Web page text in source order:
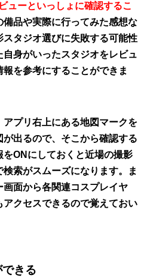
ューといっしょに確認するこ
備品や実際に行ってみた感想な
タジオ選びに失敗する可能性
身がいったスタジオをレビュ
を参考にすることができま
プリ右上にある地図マークを
出るので、そこから確認する
ONにしておくと近場の撮影
索がスムーズになります。ま
面から各関連コスプレイヤ
クセスできるので覚えておい
きる